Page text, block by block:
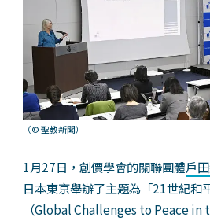
（© 聖教新聞）
1月27日，創價學會的關聯團體戶
日本東京舉辦了主題為「21世紀和
（Global Challenges to Peace